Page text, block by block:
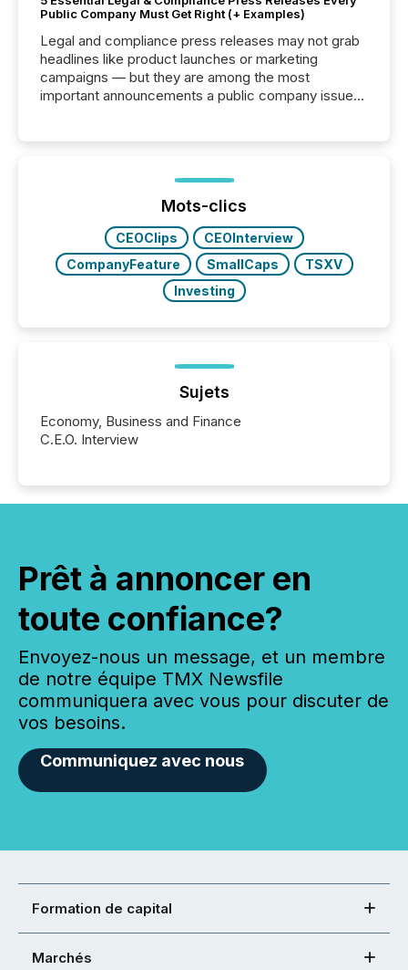
Public Company Must Get Right (+ Examples)
Legal and compliance press releases may not grab
headlines like product launches or marketing
campaigns — but they are among the most
important announcements a public company issues.
highlight five critical legal and compliance press
real-world...
Mots-clics
CEOClips
CEOInterview
CompanyFeature
SmallCaps
TSXV
Investing
Sujets
Economy, Business and Finance
C.E.O. Interview
Prêt à annoncer en
toute confiance?
Envoyez-nous un message, et un membre
de notre équipe TMX Newsfile
communiquera avec vous pour discuter de
vos besoins.
Communiquez avec nous
Formation de capital
Marchés